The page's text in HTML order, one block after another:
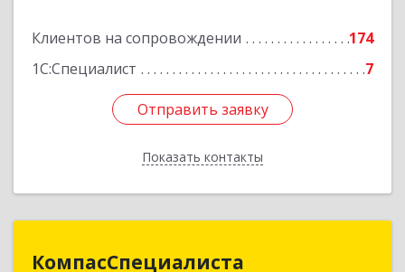
Клиентов на сопровождении
174
1С:Специалист
7
Отправить заявку
Показать контакты
Отправить заявку
Назад
КомпасСпециалиста